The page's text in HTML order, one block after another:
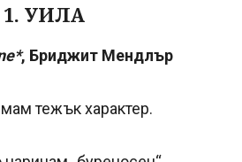
1. УИЛА
, Бриджит Мендлър
тежък характер.